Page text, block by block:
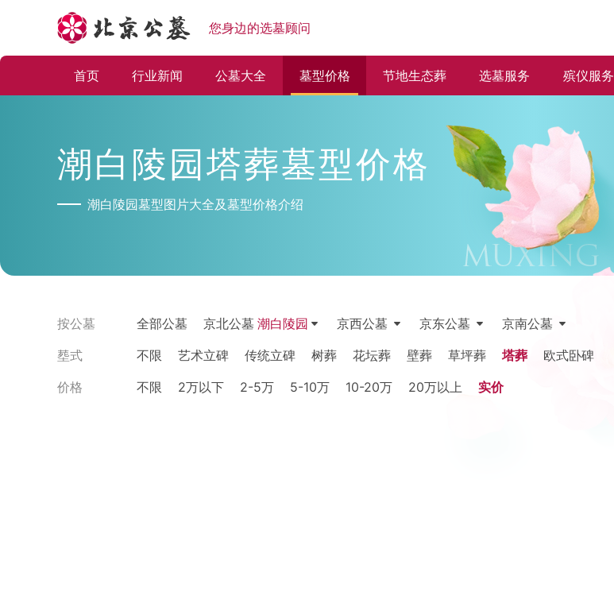
您身边的选墓顾问
首页 行业新闻 公墓大全 墓型价格 节地生态葬 选墓服务 殡仪服务
潮白陵园塔葬墓型价格
潮白陵园墓型图片大全及墓型价格介绍
按公墓 全部公墓 京北公墓 潮白陵园 京西公墓 京东公墓
京南公墓
塟式
不限 艺术立碑 传统立碑 树葬 花坛葬 壁葬 草坪葬 塔葬
欧式卧碑
价格
不限 2万以下 2-5万 5-10万 10-20万 20万以上 实价